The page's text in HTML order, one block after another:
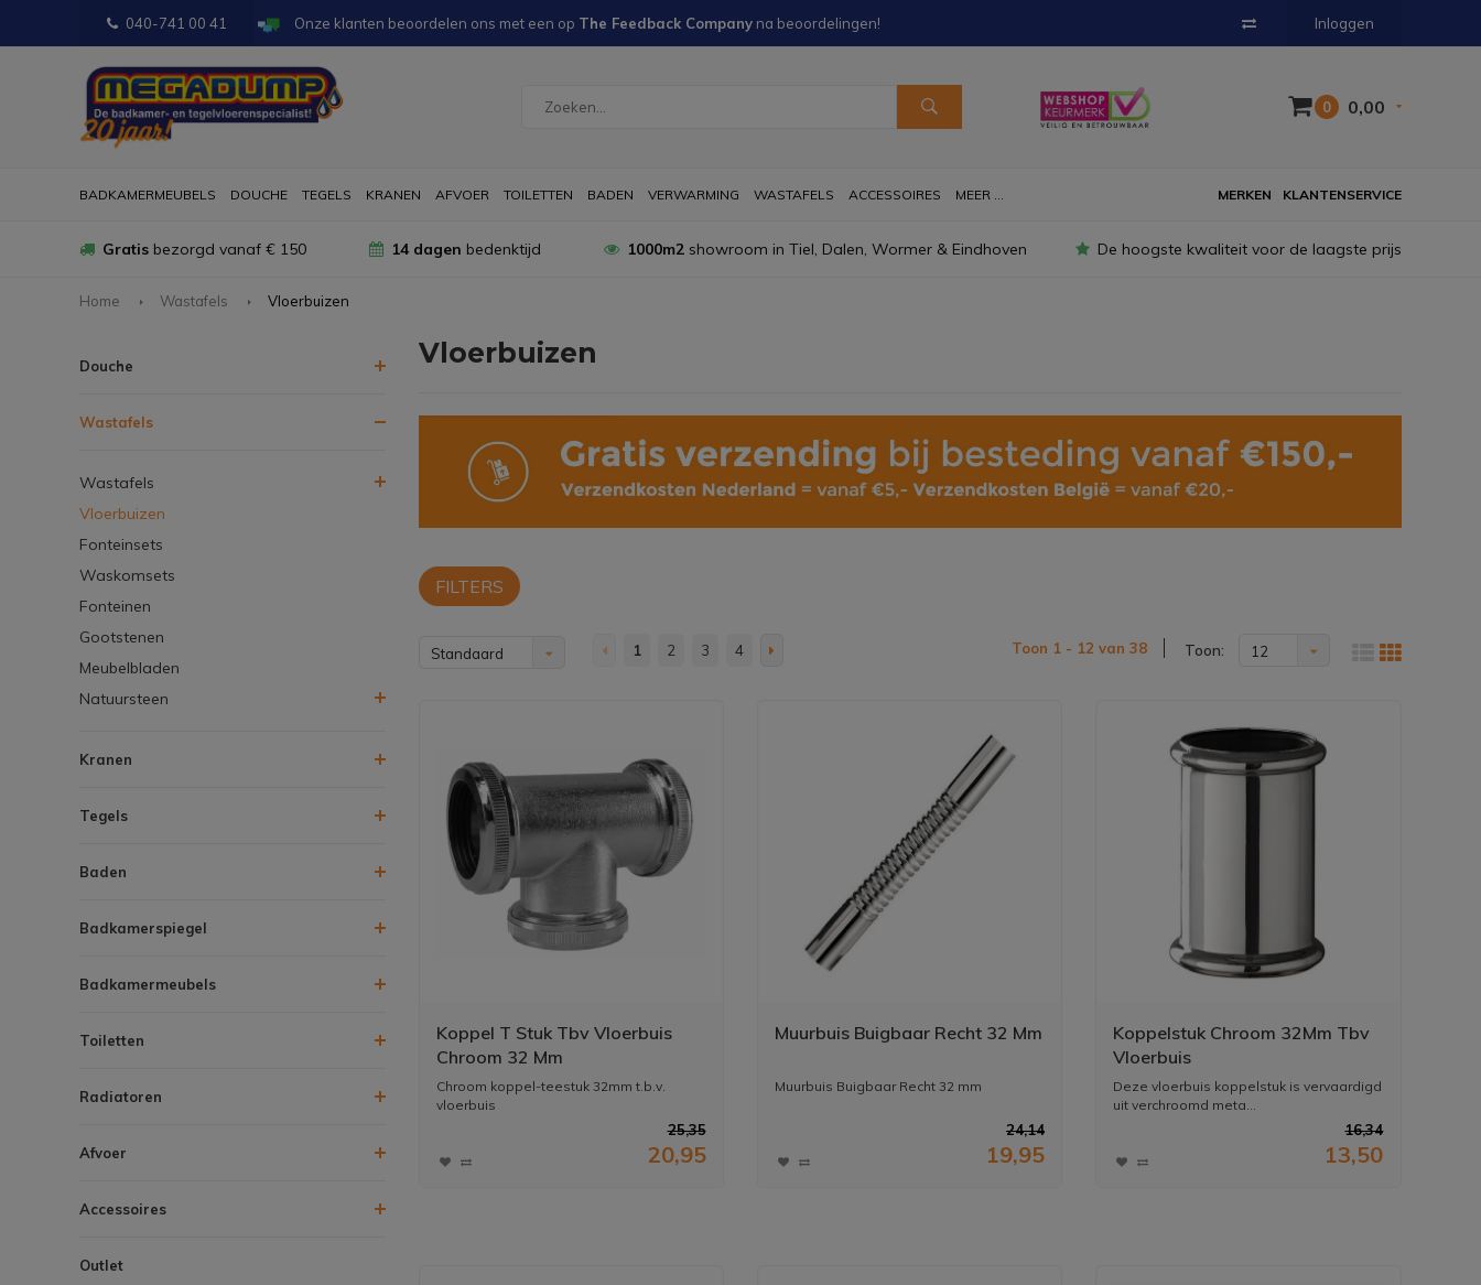
040-741 00 41 Onze klanten beoordelen ons met een op The Feedback Company na beoordelingen! Inloggen
0 0,00
BADKAMERMEUBELS DOUCHE TEGELS KRANEN AFVOER TOILETTEN BADEN VERWARMING WASTAFELS ACCESSOIRES MEER ... KLANTENSERVICE
MERKEN
Gratis bezorgd vanaf € 150 14 dagen bedenktijd 1000m2showroom in Tiel, Dalen, Wormer & Eindhoven De hoogste kwaliteit voor de laagste prijs
Home Wastafels Vloerbuizen
Douche
Wastafels
Wastafels
Vloerbuizen
Fonteinsets
Waskomsets
Fonteinen
Gootstenen
Meubelbladen
Natuursteen
Kranen
Tegels
Baden
Badkamerspiegel
Badkamermeubels
Toiletten
Radiatoren
Afvoer
Accessoires
Outlet
Vloerbuizen
FILTERS
Standaard 1 2 3 4 Toon 1 - 12 van 38 Toon: 12
Koppel T Stuk Tbv Vloerbuis
Chroom 32 Mm
Chroom koppel-teestuk 32mm t.b.v.
vloerbuis
25,35
20,95
Muurbuis Buigbaar Recht 32 Mm
Muurbuis Buigbaar Recht 32 mm
24,14
19,95
Koppelstuk Chroom 32Mm Tbv
Vloerbuis
Deze vloerbuis koppelstuk is vervaardigd
uit verchroomd meta...
16,34
13,50